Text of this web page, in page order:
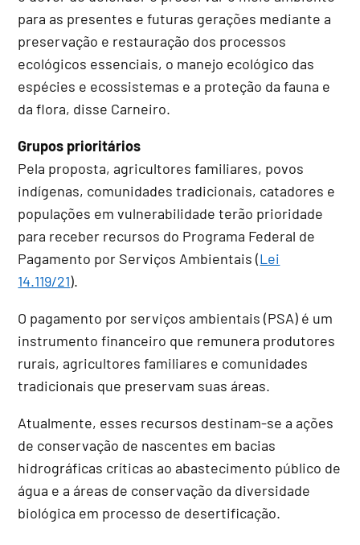
para as presentes e futuras gerações mediante a
preservação e restauração dos processos
ecológicos essenciais, o manejo ecológico das
espécies e ecossistemas e a proteção da fauna e
da flora, disse Carneiro.
Grupos prioritários
Pela proposta, agricultores familiares, povos
indígenas, comunidades tradicionais, catadores e
populações em vulnerabilidade terão prioridade
para receber recursos do Programa Federal de
Pagamento por Serviços Ambientais (Lei
14.119/21).
O pagamento por serviços ambientais (PSA) é um
instrumento financeiro que remunera produtores
rurais, agricultores familiares e comunidades
tradicionais que preservam suas áreas.
Atualmente, esses recursos destinam-se a ações
de conservação de nascentes em bacias
hidrográficas críticas ao abastecimento público de
água e a áreas de conservação da diversidade
biológica em processo de desertificação.